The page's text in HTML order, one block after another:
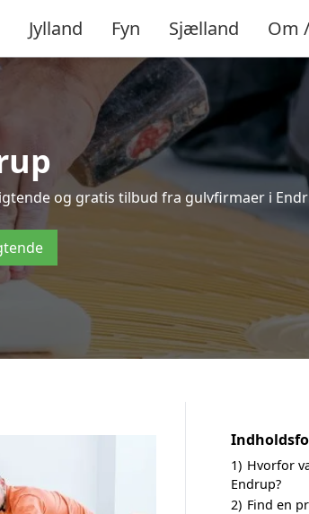
Jylland Fyn Sjælland Om
og gratis tilbud fra gulvfirmaer i
1) Hvorfor
Endrup?
2) Find en